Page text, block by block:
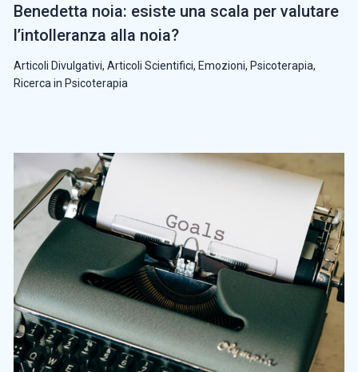
Benedetta noia: esiste una scala per valutare
l’intolleranza alla noia?
Articoli Divulgativi, Articoli Scientifici, Emozioni, Psicoterapia,
Ricerca in Psicoterapia